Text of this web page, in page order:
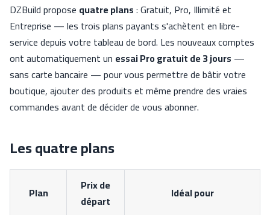
DZBuild propose quatre plans: Gratuit, Pro, Illimité et
Entreprise — les trois plans payants s'achètent en libre-
service depuis votre tableau de bord. Les nouveaux comptes
ont automatiquement un essai Pro gratuit de 3 jours —
sans carte bancaire — pour vous permettre de bâtir votre
boutique, ajouter des produits et même prendre des vraies
commandes avant de décider de vous abonner.
Les quatre plans
Plan
Prix de
départ
Idéal pour